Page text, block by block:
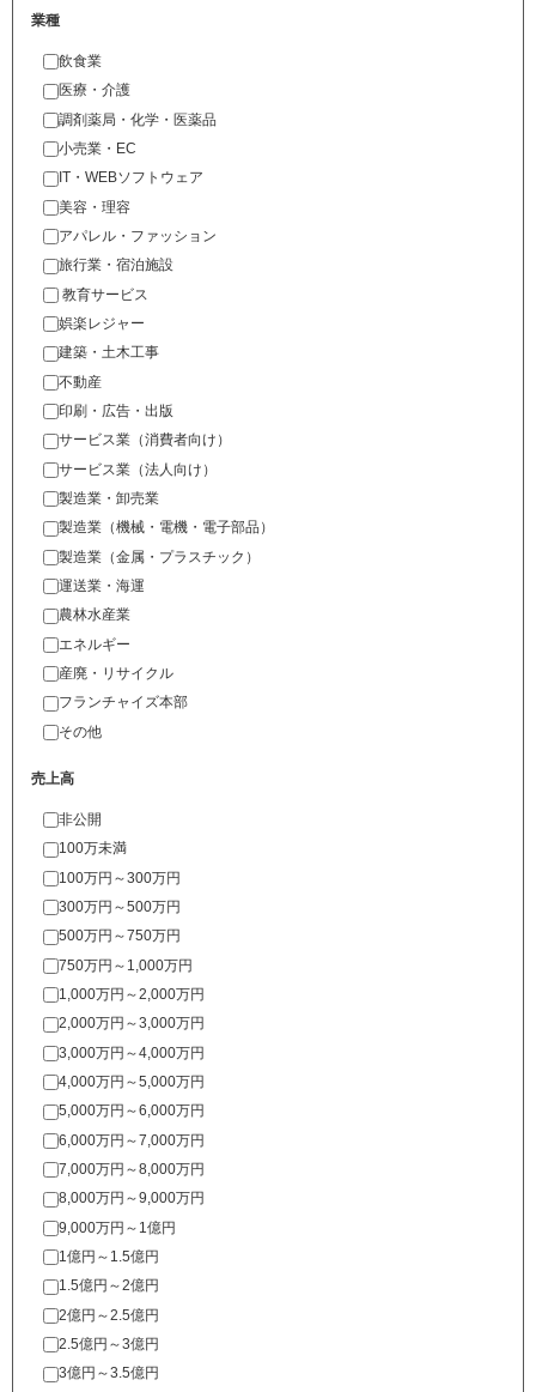
業種
飲食業
医療・介護
調剤薬局・化学・医薬品
小売業・EC
IT・WEBソフトウェア
美容・理容
アパレル・ファッション
旅行業・宿泊施設
教育サービス
娯楽レジャー
建築・土木工事
不動産
印刷・広告・出版
サービス業（消費者向け）
サービス業（法人向け）
製造業・卸売業
製造業（機械・電機・電子部品）
製造業（金属・プラスチック）
運送業・海運
農林水産業
エネルギー
産廃・リサイクル
フランチャイズ本部
その他
売上高
非公開
100万未満
100万円～300万円
300万円～500万円
500万円～750万円
750万円～1,000万円
1,000万円～2,000万円
2,000万円～3,000万円
3,000万円～4,000万円
4,000万円～5,000万円
5,000万円～6,000万円
6,000万円～7,000万円
7,000万円～8,000万円
8,000万円～9,000万円
9,000万円～1億円
1億円～1.5億円
1.5億円～2億円
2億円～2.5億円
2.5億円～3億円
3億円～3.5億円